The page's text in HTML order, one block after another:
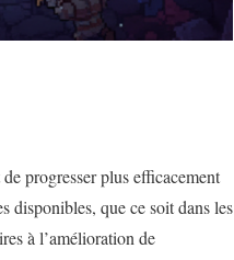
progresser plus efficacement
disponibles, que ce soit dans les
à l’amélioration de